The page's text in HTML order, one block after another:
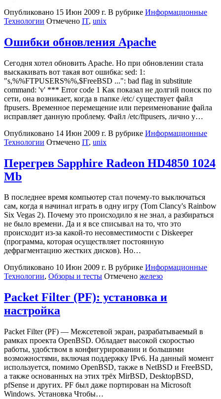
Опубликовано 15 Июн 2009 г. В рубрике Информационные
Технологии Отмечено IT, unix
Ошибки обновления Apache
Сегодня хотел обновить Apache. Но при обновлении стала
выскакивать вот такая вот ошибка: sed: 1:
"s,%%FTPUSERS%%,$FreeBSD ...": bad flag in substitute
command: 'v' *** Error code 1 Как показал не долгий поиск по
сети, она возникает, когда в папке /etc/ существует файл
ftpusers. Временное перемещение или переименование файла
исправляет данную проблему. Файл /etc/ftpusers, лично у…
Опубликовано 14 Июн 2009 г. В рубрике Информационные
Технологии Отмечено IT, unix
Перегрев Sapphire Radeon HD4850 1024
Mb
В последнее время компьютер стал почему-то выключаться
сам, когда я начинал играть в одну игру (Tom Clancy's Rainbow
Six Vegas 2). Почему это происходило я не знал, а разбираться
не было времени. Да и я все списывал на то, что это
происходит из-за какой-то несовместимости с Diskeeper
(программа, которая осуществляет постоянную
дефрагментацию жестких дисков). Но…
Опубликовано 10 Июн 2009 г. В рубрике Информационные
Технологии, Обзоры и тесты Отмечено железо
Packet Filter (PF): установка и
настройка
Packet Filter (PF) — Межсетевой экран, разрабатываемый в
рамках проекта OpenBSD. Обладает высокой скоростью
работы, удобством в конфигурировании и большими
возможностями, включая поддержку IPv6. На данный момент
используется, помимо OpenBSD, также в NetBSD и FreeBSD,
а также основанных на этих трёх MirBSD, DesktopBSD,
pfSense и других. PF был даже портирован на Microsoft
Windows. Установка Чтобы…